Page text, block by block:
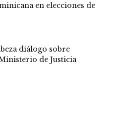
en elecciones de
diálogo sobre
de Justicia